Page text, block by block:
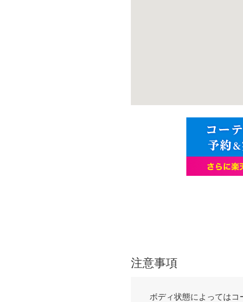
注意事項
ボディ状態によってはコ